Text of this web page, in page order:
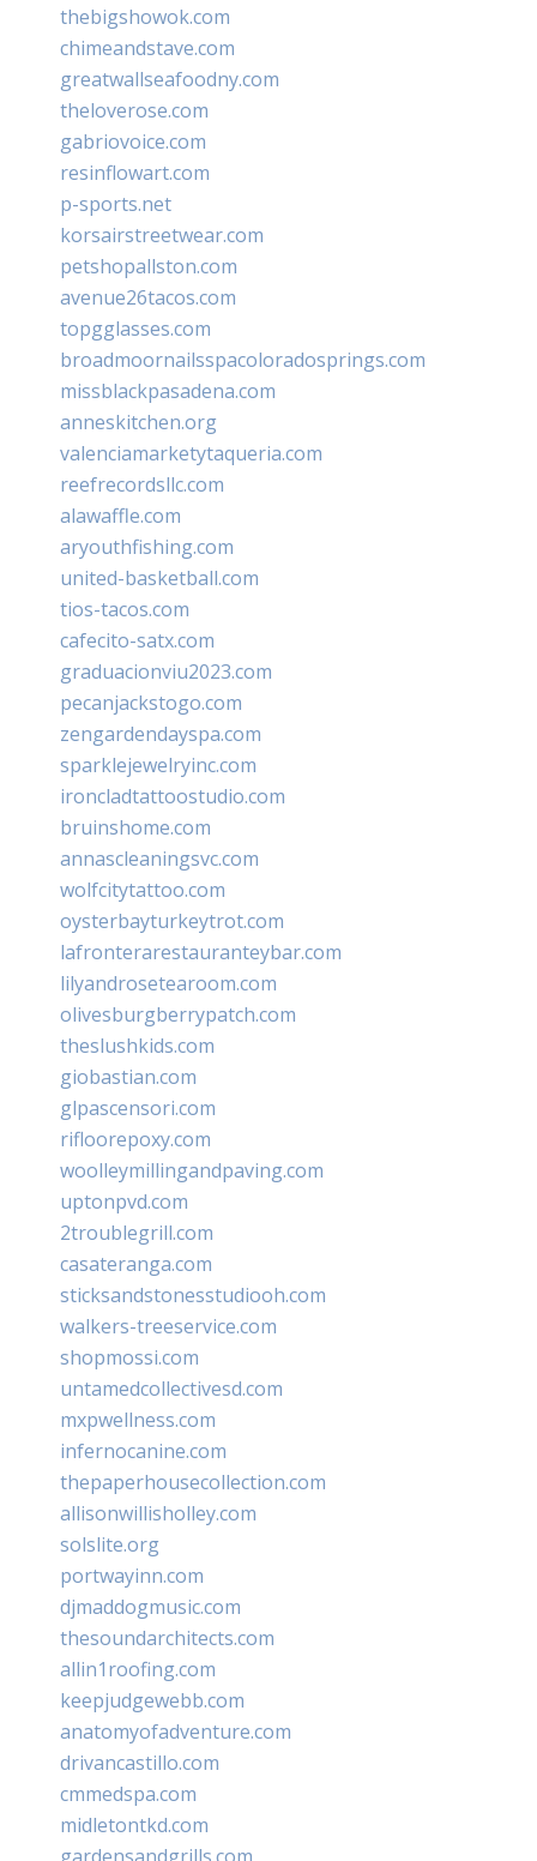
thebigshowok.com
chimeandstave.com
greatwallseafoodny.com
theloverose.com
gabriovoice.com
resinflowart.com
p-sports.net
korsairstreetwear.com
petshopallston.com
avenue26tacos.com
topgglasses.com
broadmoornailsspacoloradosprings.com
missblackpasadena.com
anneskitchen.org
valenciamarketytaqueria.com
reefrecordsllc.com
alawaffle.com
aryouthfishing.com
united-basketball.com
tios-tacos.com
cafecito-satx.com
graduacionviu2023.com
pecanjackstogo.com
zengardendayspa.com
sparklejewelryinc.com
ironcladtattoostudio.com
bruinshome.com
annascleaningsvc.com
wolfcitytattoo.com
oysterbayturkeytrot.com
lafronterarestauranteybar.com
lilyandrosetearoom.com
olivesburgberrypatch.com
theslushkids.com
giobastian.com
glpascensori.com
rifloorepoxy.com
woolleymillingandpaving.com
uptonpvd.com
2troublegrill.com
casateranga.com
sticksandstonesstudiooh.com
walkers-treeservice.com
shopmossi.com
untamedcollectivesd.com
mxpwellness.com
infernocanine.com
thepaperhousecollection.com
allisonwillisholley.com
solslite.org
portwayinn.com
djmaddogmusic.com
thesoundarchitects.com
allin1roofing.com
keepjudgewebb.com
anatomyofadventure.com
drivancastillo.com
cmmedspa.com
midletontkd.com